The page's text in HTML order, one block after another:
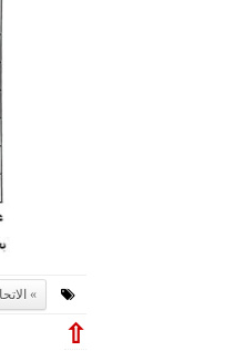
⇧